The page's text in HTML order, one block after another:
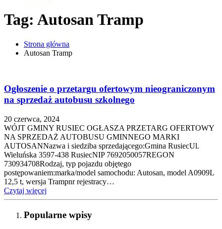
Tag: Autosan Tramp
Strona główna
Autosan Tramp
Ogłoszenie o przetargu ofertowym nieograniczonym
na sprzedaż autobusu szkolnego
20 czerwca, 2024
WÓJT GMINY RUSIEC OGŁASZA PRZETARG OFERTOWY
NA SPRZEDAŻ AUTOBUSU GMINNEGO MARKI
AUTOSANNazwa i siedziba sprzedającego:Gmina RusiecUl.
Wieluńska 3597-438 RusiecNIP 7692050057REGON
730934708Rodzaj, typ pojazdu objętego
postępowaniem:marka/model samochodu: Autosan, model A0909L
12,5 t, wersja Trampnr rejestracy…
Czytaj więcej
Popularne wpisy